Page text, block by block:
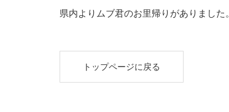
県内よりムブ君のお里帰りがありました。
トップページに戻る